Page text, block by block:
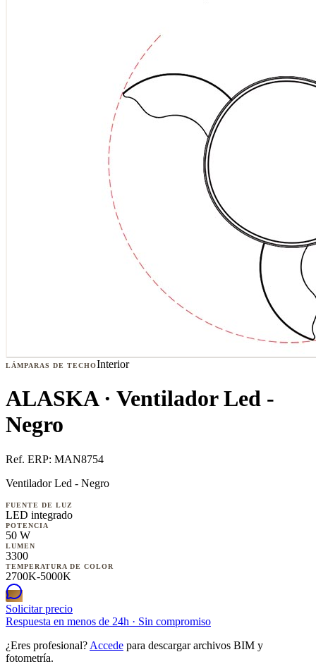
LÁMPARAS DE TECHOInterior
ALASKA · Ventilador Led -
Negro
Ref. ERP: MAN8754
Ventilador Led - Negro
FUENTE DE LUZ
LED integrado
POTENCIA
50 W
LUMEN
3300
TEMPERATURA DE COLOR
2700K-5000K
Solicitar precio
Respuesta en menos de 24h · Sin compromiso
¿Eres profesional? Accede para descargar archivos BIM y
fotometría.